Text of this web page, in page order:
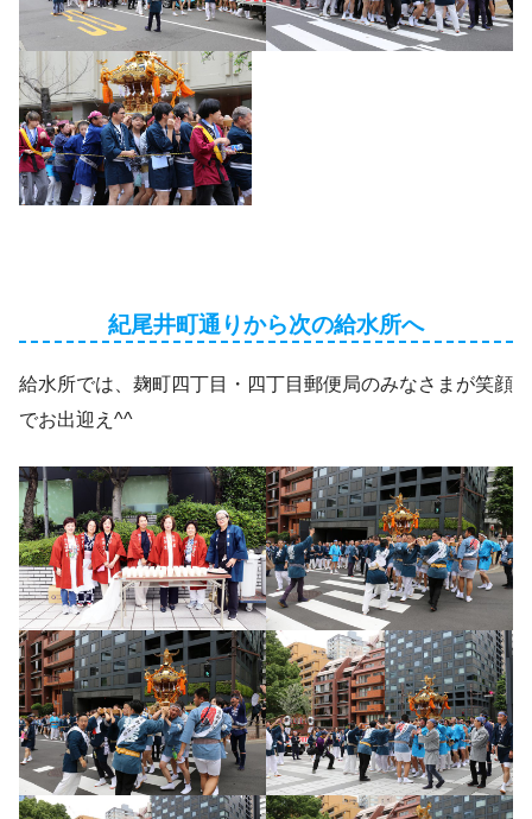
紀尾井町通りから次の給水所へ
給水所では、麹町四丁目・四丁目郵便局のみなさまが笑顔
でお出迎え^^